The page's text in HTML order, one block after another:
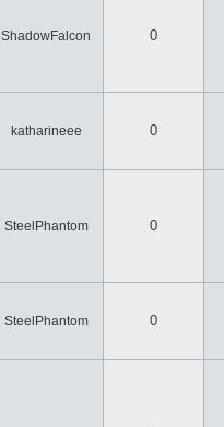
ShadowFalcon 0
katharineee 0
SteelPhantom 0
SteelPhantom 0